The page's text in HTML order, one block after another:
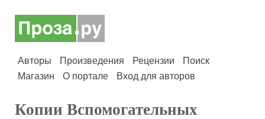
Авторы Произведения Рецензии
Поиск
Магазин
О портале Вход для авторов
Копии Вспомогательных